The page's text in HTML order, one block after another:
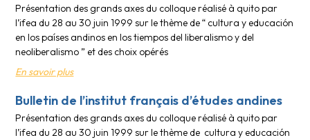
Présentation des grands axes du colloque réalisé à quito par
l’ifea du 28 au 30 juin 1999 sur le thème de “ cultura y educación
en los países andinos en los tiempos del liberalismo y del
neoliberalismo ” et des choix opérés
En savoir plus
Bulletin de l’institut français d’études andines
Présentation des grands axes du colloque réalisé à quito par
l’ifea du 28 au 30 juin 1999 sur le thème de cultura y educación